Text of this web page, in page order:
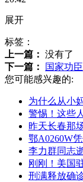
展开
标签：
上一篇： 没有了
下一篇：
国家功
您可能感兴趣的:
为什么从小
警惕！这些
昨天长春那
鄂A0260W
李力群同志
刚刚！美国
刑满释放确